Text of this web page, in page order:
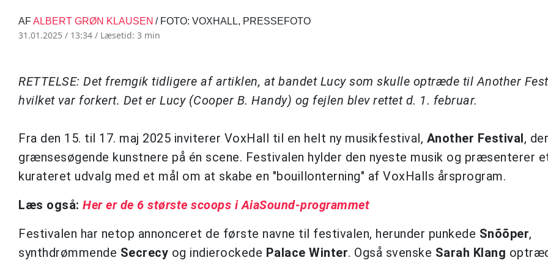
AFALBERT GRØN KLAUSEN / FOTO: VOXHALL, PRESSEFOTO
31.01.2025 / 13:34 / Læsetid: 3 min
RETTELSE: Det fremgik tidligere af artiklen, at bandet Lucy som skulle optræde til Another
hvilket var forkert. Det er Lucy (Cooper B. Handy) og fejlen blev rettet d. 1. februar.
Fra den 15. til 17. maj 2025 inviterer VoxHall til en helt ny musikfestival, Another Festival,
grænsesøgende kunstnere på én scene. Festivalen hylder den nyeste musik og præsenterer
kurateret udvalg med et mål om at skabe en "bouillonterning" af VoxHalls årsprogram.
Læs også: Her er de 6 største scoops i AiaSound-programmet
Festivalen har netop annonceret de første navne til festivalen, herunder punkede Snõõper,
synthdrømmende Secrecy og indierockede Palace Winter. Også svenske Sarah Klang